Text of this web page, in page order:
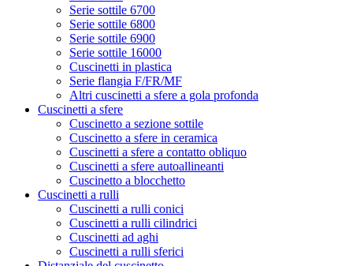
Serie sottile 6700
Serie sottile 6800
Serie sottile 6900
Serie sottile 16000
Cuscinetti in plastica
Serie flangia F/FR/MF
Altri cuscinetti a sfere a gola profonda
Cuscinetti a sfere
Cuscinetto a sezione sottile
Cuscinetto a sfere in ceramica
Cuscinetti a sfere a contatto obliquo
Cuscinetti a sfere autoallineanti
Cuscinetto a blocchetto
Cuscinetti a rulli
Cuscinetti a rulli conici
Cuscinetti a rulli cilindrici
Cuscinetti ad aghi
Cuscinetti a rulli sferici